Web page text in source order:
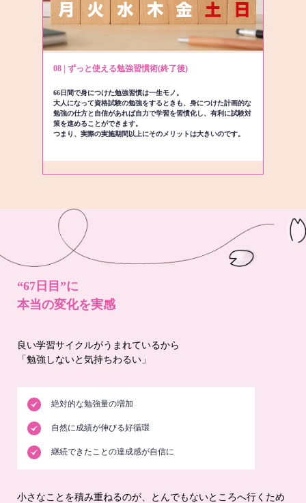
08 | ずっと使える勉強習慣術(終了後)
66日間で身につけた勉強習慣は一生モノ。
大人になって資格試験の勉強をするときも、身につけた計画的な
勉強の仕方と自信があれば自力で学習を習慣化し、有利に試験対
策を進めることができます。
つまり、実際の実施期間以上にそのメリットは大きいのです。
“67日目”に
本当の変化を実感
良い学習サイクルがうまれているから
「勉強しないと気持ちわるい」
絶対的な勉強量の増加
自然に成績が伸びる好循環
継続できたことの達成感が自信に
小さなことを積み重ねるのが、とんでもないところへ行くため